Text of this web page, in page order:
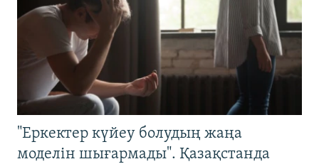
"Еркектер күйеу болудың жаңа
моделін шығармады". Қазақстанда